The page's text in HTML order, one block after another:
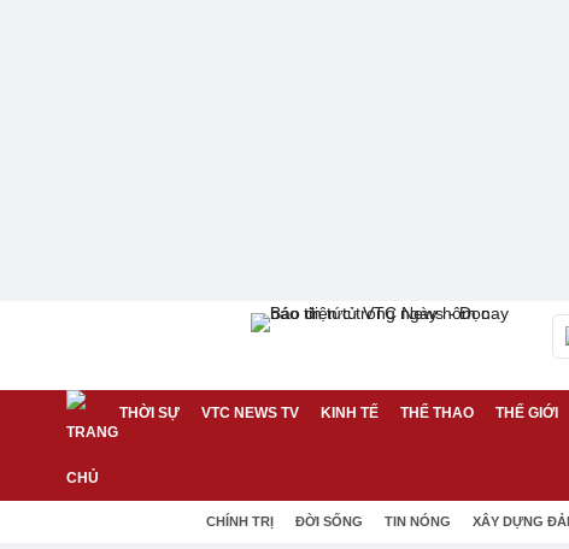
THỜI SỰ VTC NEWS TV KINH TẾ THỂ THAO THẾ GIỚI
CHÍNH TRỊ ĐỜI SỐNG TIN NÓNG XÂY DỰNG